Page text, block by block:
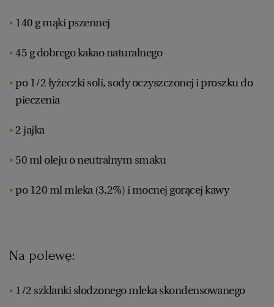
140 g mąki pszennej
45 g dobrego kakao naturalnego
po 1/2 łyżeczki soli, sody oczyszczonej i proszku do
pieczenia
2 jajka
50 ml oleju o neutralnym smaku
po 120 ml mleka (3,2%) i mocnej gorącej kawy
Na polewę:
1/2 szklanki słodzonego mleka skondensowanego